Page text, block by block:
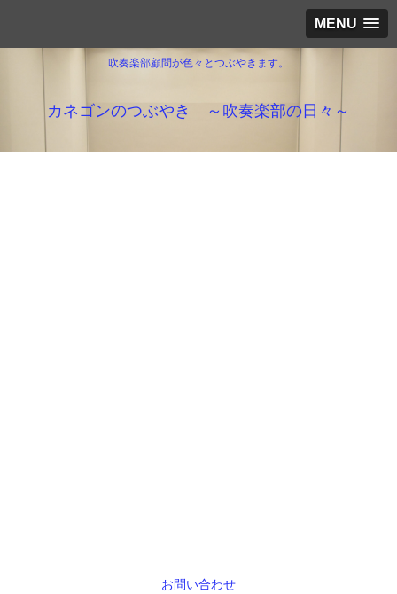
MENU
吹奏楽部顧問が色々とつぶやきます。
カネゴンのつぶやき ～吹奏楽部の日々～
お問い合わせ